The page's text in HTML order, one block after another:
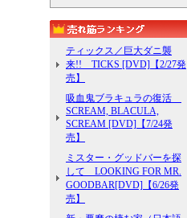
ティックス／巨大ダニ襲
来!! TICKS [DVD]【2/27発
売】
吸血鬼ブラキュラの復活
SCREAM, BLACULA,
SCREAM [DVD]【7/24発
売】
ミスター・グッドバーを探
して LOOKING FOR MR.
GOODBAR[DVD]【6/26発
売】